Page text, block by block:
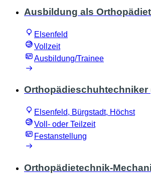
Ausbildung als
Elsenfeld
Vollzeit
Ausbildung/Trainee
Orthopädieschuhtechniker
Elsenfeld, Bürgstadt, Höchst
Voll- oder Teilzeit
Festanstellung
Orthopädietechnik-